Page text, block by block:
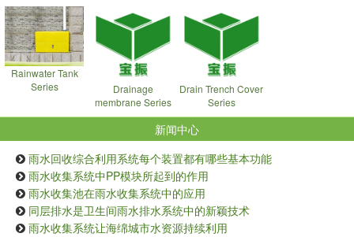
Rainwater Tank
Series
Drainage
membrane Series
Drain Trench Cover
Series
新闻中心
雨水回收综合利用系统每个装置都有哪些基本功能
雨水收集系统中PP模块所起到的作用
雨水收集池在雨水收集系统中的应用
同层排水是卫生间雨水排水系统中的新颖技术
雨水收集系统让海绵城市水资源持续利用